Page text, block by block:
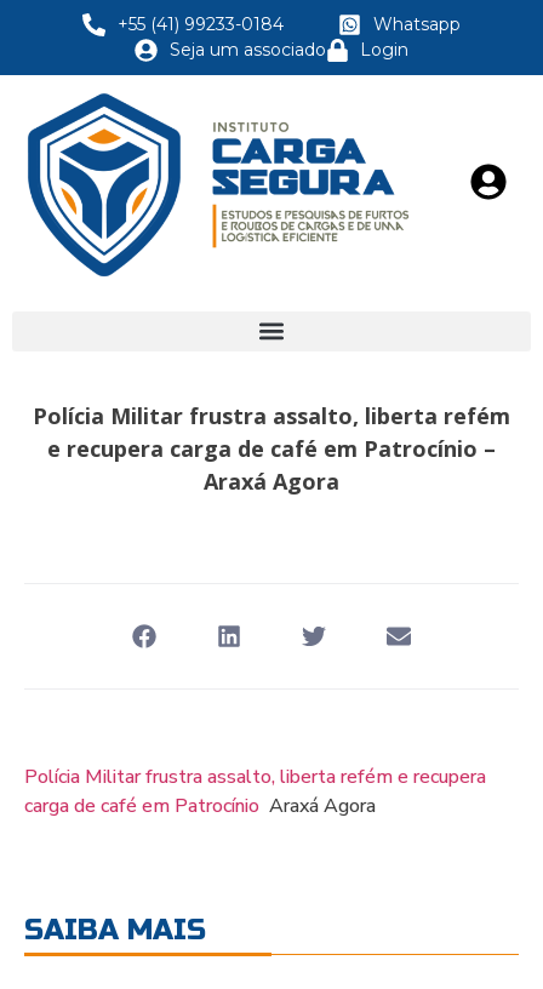
+55 (41) 99233-0184
Whatsapp
Seja um associado
Login
Polícia Militar frustra assalto, liberta refém
e recupera carga de café em Patrocínio –
Araxá Agora
Polícia Militar frustra assalto, liberta refém e recupera
carga de café em Patrocínio Araxá Agora
SAIBA MAIS